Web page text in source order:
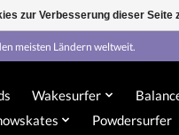
meisten Ländern weltweit.
Wakesurfer
Powdersurfer
zur Verbesserung dieser Seite